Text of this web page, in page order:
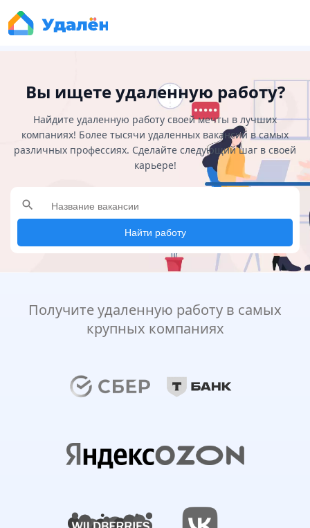
Вы ищете удаленную работу?
Найдите удаленную работу своей мечты в лучших
компаниях! Более тысячи удаленных вакансий в самых
различных профессиях. Сделайте следующий шаг в своей
карьере!
search
Найти работу
Получите удаленную работу в самых
крупных компаниях